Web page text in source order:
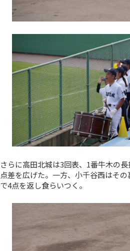
さらに高田北城は3回表、1番牛木の
点差を広げた。一方、小千谷西はそ
で4点を返し食らいつく。